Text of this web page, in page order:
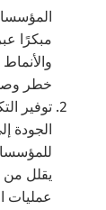
مبكرًا
خطر
توفير
الجودة
يقلل من
عمليات